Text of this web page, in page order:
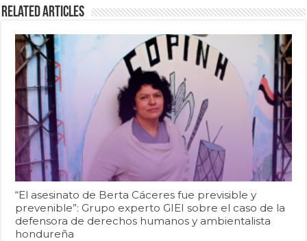
Related Articles
“El asesinato de Berta Cáceres fue previsible y
prevenible”: Grupo experto GIEI sobre el caso de la
defensora de derechos humanos y ambientalista
hondureña